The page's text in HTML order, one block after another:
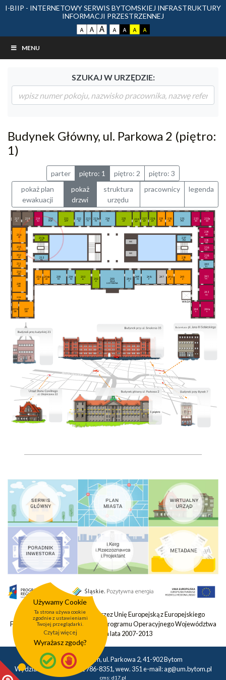
I-BIIP - INTERNETOWY SERWIS BYTOMSKIEJ INFRASTRUKTURY
INFORMACJI PRZESTRZENNEJ
MENU
SZUKAJ W URZĘDZIE:
Budynek Główny, ul. Parkowa 2 (piętro:
1)
parter piętro: 1 piętro: 2
piętro: 3
pokaż plan
ewakuacji
pokaż
drzwi
struktura
urzędu
pracownicy legenda
WC
WC
200
SALA
LUSTRZANA
202
A
203
A
204
PZ
205
PZ
206
ZZ
206a
ZZ
207
ZZE
207A
ZZE
208
ZZ
209
ZZE
210
ZZE
211
ZZ
212
ZZ 213
PA
214
ZZ
216
ZZ
217
ZL
218
ZL
219
SU
220
PMP
221
AFP
222
PZ
223
PT
223a
PZ
224
PZ
225
AF
226
AF
227
AF
228
AF
229
ZK
230
ZK
231
PM
233
SD
233a
SD
234
SD
235
SD
236
SO
237
PM
238
SO
239
ZK
240
PJ
241
SO
243
SU
244
S
244a
S
245
Z
246
Z
247
248
P
249
PZ
250
P
213a
AFP
Projekt współfinansowany przez Unię Europejską z Europejskiego
Funduszu Rozwoju Regionalnego Programu Operacyjnego Województwa
Śląskiego na lata 2007-2013
Urząd Miasta Bytom, ul. Parkowa 2, 41-902 Bytom
Wydział Geodezji tel.: 32 786-8351, wew. 351 e-mail:ag@um.bytom.pl
cms: d17.pl
Używamy Cookie
Ta strona używa cookie
zgodnie z ustawieniami
Twojej przeglądarki.
Czytaj więcej
Wyrażasz zgodę?